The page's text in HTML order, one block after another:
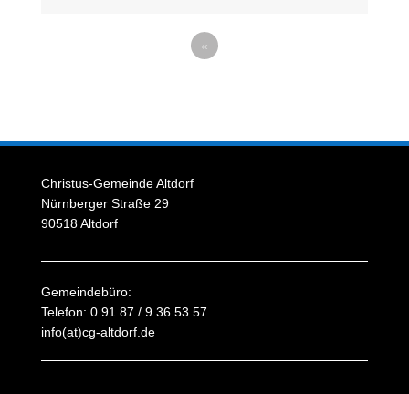
«
Christus-Gemeinde Altdorf
Nürnberger Straße 29
90518 Altdorf
Gemeindebüro:
Telefon: 0 91 87 / 9 36 53 57
info(at)cg-altdorf.de